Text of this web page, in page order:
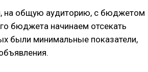
на общую аудиторию, с бюджетом
бюджета начинаем отсекать
были минимальные показатели,